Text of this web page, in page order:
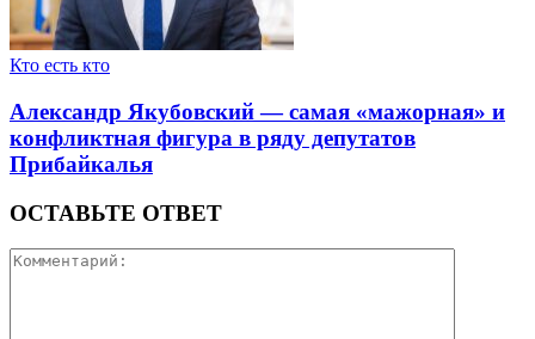
Кто есть кто
Александр Якубовский — самая «мажорная» и
конфликтная фигура в ряду депутатов
Прибайкалья
ОСТАВЬТЕ ОТВЕТ